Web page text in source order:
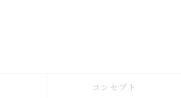
コンセプト